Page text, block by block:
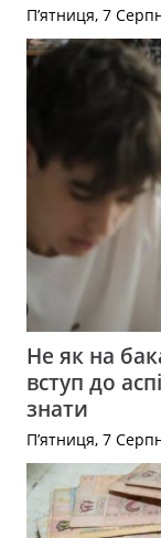
П’ятниця, 7
Не як на
вступ до
знати
П’ятниця, 7